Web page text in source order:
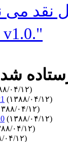
نقد می
(۱۳۸۸/
(۱۳۸۸/۰۴/۱۲)
(۱۳۸۸/۰۴/
(۱۳۸۸/۰۴/۱۲)
(۱۳۸۸/
(۱۳۸۸/